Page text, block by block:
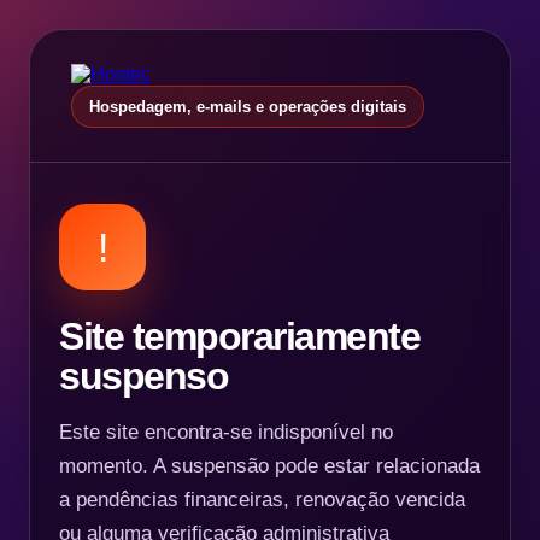
Hospedagem, e-mails e operações digitais
!
Site temporariamente
suspenso
Este site encontra-se indisponível no
momento. A suspensão pode estar relacionada
a pendências financeiras, renovação vencida
ou alguma verificação administrativa